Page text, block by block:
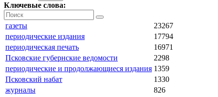
Ключевые слова:
газеты
23267
периодические издания
17794
периодическая печать
16971
Псковские губернские ведомости
2298
периодические и продолжающиеся издания 1359
Псковский набат
1330
журналы
826